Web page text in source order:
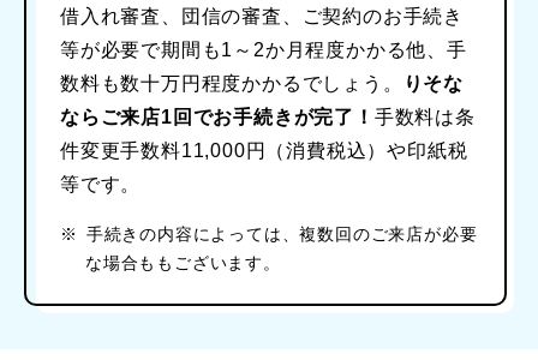
借入れ審査、団信の審査、ご契約のお手続き
等が必要で期間も1～2か月程度かかる他、手
数料も数十万円程度かかるでしょう。
りそな
ならご来店1回でお手続きが完了！ 手数料は条
件変更手数料11,000円（消費税込）や印紙税
等です。
※
手続きの内容によっては、複数回のご来店が必要
な場合ももございます。